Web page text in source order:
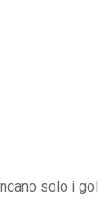
solo i gol